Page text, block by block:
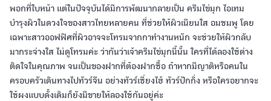
พอกที่ใบหน้า แต่ในปัจจุบันได้มีการพัฒนากลายเป็น ครีมไข่มุก ไอเทม
บำรุงผิวในดวงใจของสาวไทยหลายคน ที่ช่วยให้ผิวเนียนใส อมชมพู โดย
เฉพาะสาวออฟฟิศที่ผิวอาจจะโทรมจากกาทำงานหนัก จะช่วยให้ผิวกลับ
มากระจ่างใส ไม่ดูโทรมค่ะ ว่ากันว่าเจ้าครีมไข่มุกนี้นั้น ใครที่ได้ลองใช้ต่าง
ติดใจในคุณภาพ จนเป็นของฝากที่ต้องฝากซื้อ ถ้าหากมีญาติหรือคนใน
ครอบครัวเดินทางไปทัวร์จีน อย่างทัวร์เซี่ยงไฮ้ ทัวร์ปักกิ่ง หรือใครอยากจะ
ใช้ผงแบบดั้งเดิมก็ยังมีขายให้ลองใช้กันอยู่ค่ะ